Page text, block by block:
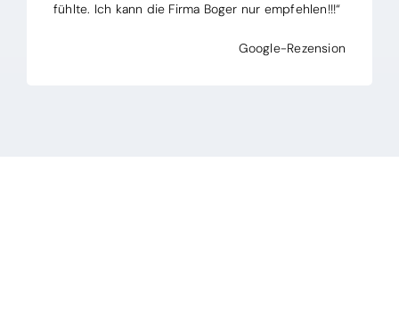
fühlte. Ich kann die Firma Boger nur empfehlen!!!“
Google-Rezension